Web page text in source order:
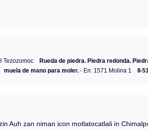
Tezozomoc Rueda de piedra. Piedra redonda.
muela de mano para moler. - En: 1571 Molina 1 II-
Auh zan niman icon motlatocatlali in